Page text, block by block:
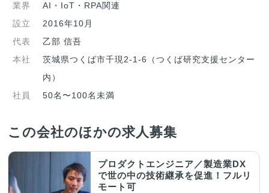
業界
AI・IoT・RPA関連
設立
2016年10月
代表
乙部 信吾
本社
茨城県つくば市千現2-1-6（つくば研究支援センター
内）
社員
50名〜100名未満
この会社のほかの求人募集
プロダクトエンジニア／製造業DX
で世の中の技術継承を促進！フルリ
モート可